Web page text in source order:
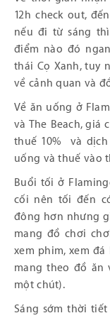
12h check out,
nếu đi từ sáng
điểm nào đó
thái Cọ Xanh, tuy
về cảnh quan và
Về ăn uống ở
và The Beach, giá
thuế 10% và
uống và thuế vào
Buổi tối ở
cối nên tối đến
đông hơn nhưng
mang đồ chơi
xem phim, xem
mang theo đồ ăn
một chút).
Sáng sớm thời